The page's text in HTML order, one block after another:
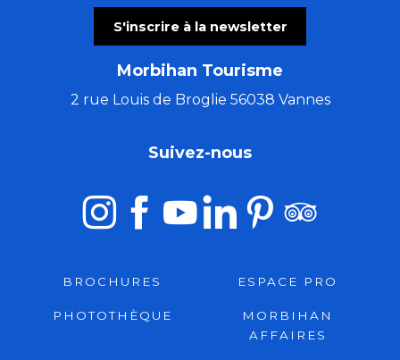
S'inscrire à la newsletter
Morbihan Tourisme
2 rue Louis de Broglie 56038 Vannes
Suivez-nous
BROCHURES ESPACE PRO
PHOTOTHÈQUE
MORBIHAN
AFFAIRES